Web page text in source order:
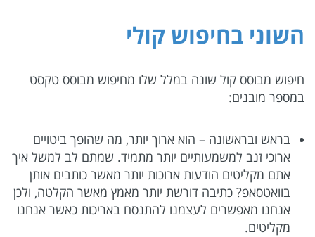
השוני בחיפוש קולי
חיפוש מבוסס קול שונה במלל שלו מחיפוש מבוסס טקסט
במספר מובנים:
בראש ובראשונה – הוא ארוך יותר, מה שהופך ביטויים
ארוכי זנב למשמעותיים יותר מתמיד. שמתם לב למשל איך
אתם מקליטים הודעות ארוכות יותר מאשר כותבים אותן
בוואטסאפ? כתיבה דורשת יותר מאמץ מאשר הקלטה, ולכן
אנחנו מאפשרים לעצמנו להתנסח באריכות כאשר אנחנו
מקליטים.